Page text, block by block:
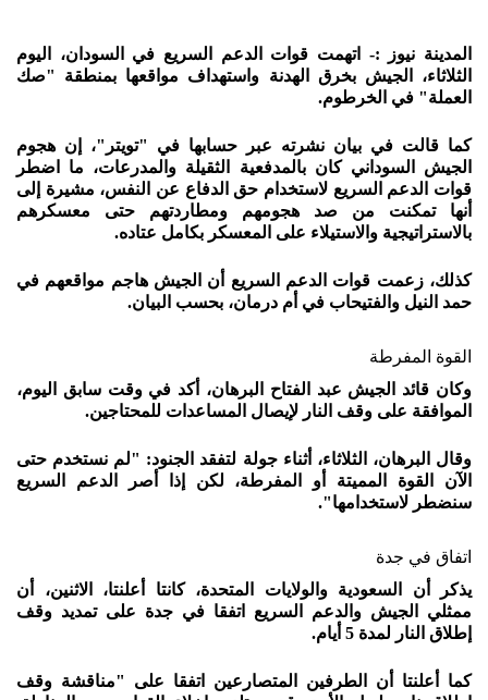
المدينة نيوز :- اتهمت قوات الدعم السريع في السودان، اليوم
الثلاثاء، الجيش بخرق الهدنة واستهداف مواقعها بمنطقة "صك
العملة" في الخرطوم.
كما قالت في بيان نشرته عبر حسابها في "تويتر"، إن هجوم
الجيش السوداني كان بالمدفعية الثقيلة والمدرعات، ما اضطر
قوات الدعم السريع لاستخدام حق الدفاع عن النفس، مشيرة إلى
أنها تمكنت من صد هجومهم ومطاردتهم حتى معسكرهم
بالاستراتيجية والاستيلاء على المعسكر بكامل عتاده.
كذلك، زعمت قوات الدعم السريع أن الجيش هاجم مواقعهم في
حمد النيل والفتيحاب في أم درمان، بحسب البيان.
القوة المفرطة
وكان قائد الجيش عبد الفتاح البرهان، أكد في وقت سابق اليوم،
الموافقة على وقف النار لإيصال المساعدات للمحتاجين.
وقال البرهان، الثلاثاء، أثناء جولة لتفقد الجنود: "لم نستخدم حتى
الآن القوة المميتة أو المفرطة، لكن إذا أصر الدعم السريع
سنضطر لاستخدامها".
اتفاق في جدة
يذكر أن السعودية والولايات المتحدة، كانتا أعلنتا، الاثنين، أن
ممثلي الجيش والدعم السريع اتفقا في جدة على تمديد وقف
إطلاق النار لمدة 5 أيام.
كما أعلنتا أن الطرفين المتصارعين اتفقا على "مناقشة وقف